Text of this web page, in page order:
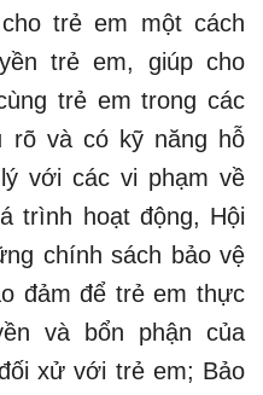
trẻ em một cách
trẻ em, giúp cho
trẻ em trong các
rõ và có kỹ năng hỗ
với các vi phạm về
trình hoạt động, Hội
chính sách bảo vệ
đảm để trẻ em thực
và bổn phận của
xử với trẻ em; Bảo